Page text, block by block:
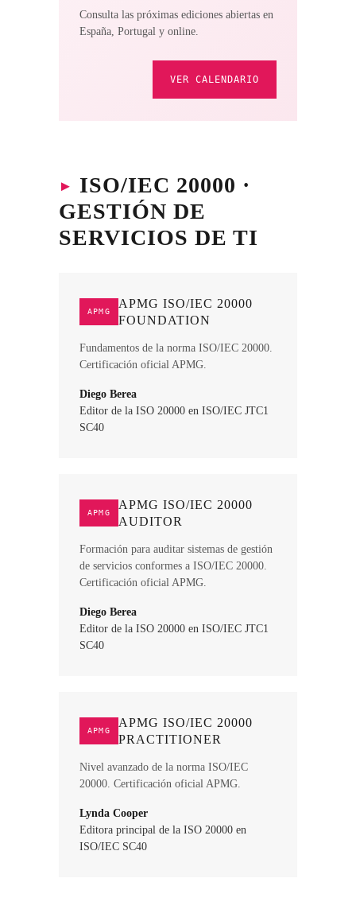
Consulta las próximas ediciones abiertas en
España, Portugal y online.
VER CALENDARIO
▸ ISO/IEC 20000 ·
GESTIÓN DE
SERVICIOS DE TI
APMG
APMG ISO/IEC 20000
FOUNDATION
Fundamentos de la norma ISO/IEC 20000.
Certificación oficial APMG.
Diego Berea
Editor de la ISO 20000 en ISO/IEC JTC1
SC40
APMG
APMG ISO/IEC 20000
AUDITOR
Formación para auditar sistemas de gestión
de servicios conformes a ISO/IEC 20000.
Certificación oficial APMG.
Diego Berea
Editor de la ISO 20000 en ISO/IEC JTC1
SC40
APMG
APMG ISO/IEC 20000
PRACTITIONER
Nivel avanzado de la norma ISO/IEC
20000. Certificación oficial APMG.
Lynda Cooper
Editora principal de la ISO 20000 en
ISO/IEC SC40